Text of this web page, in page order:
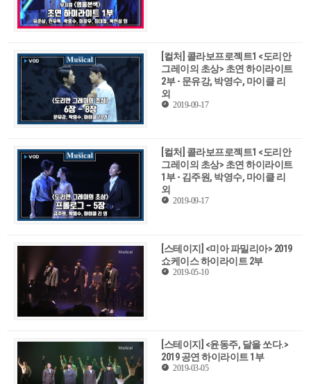
[컬처] 콜라보프로젝트1 <도리안
그레이의 초상> 초연 하이라이트
2부 - 문유강, 박영수, 마이클 리
외
2019-09-17
[컬처] 콜라보프로젝트1 <도리안
그레이의 초상> 초연 하이라이트
1부 - 김주원, 박영수, 마이클 리
외
2019-09-17
[스테이지] <미아 파밀리아> 2019
쇼케이스 하이라이트 2부
2019-05-10
[스테이지] <윤동주, 달을 쏘다.>
2019 공연 하이라이트 1부
2019-03-05